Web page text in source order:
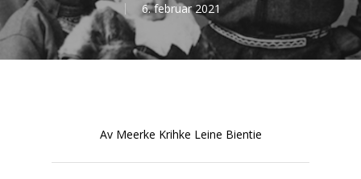
6. februar 2021
Av Meerke Krihke Leine Bientie